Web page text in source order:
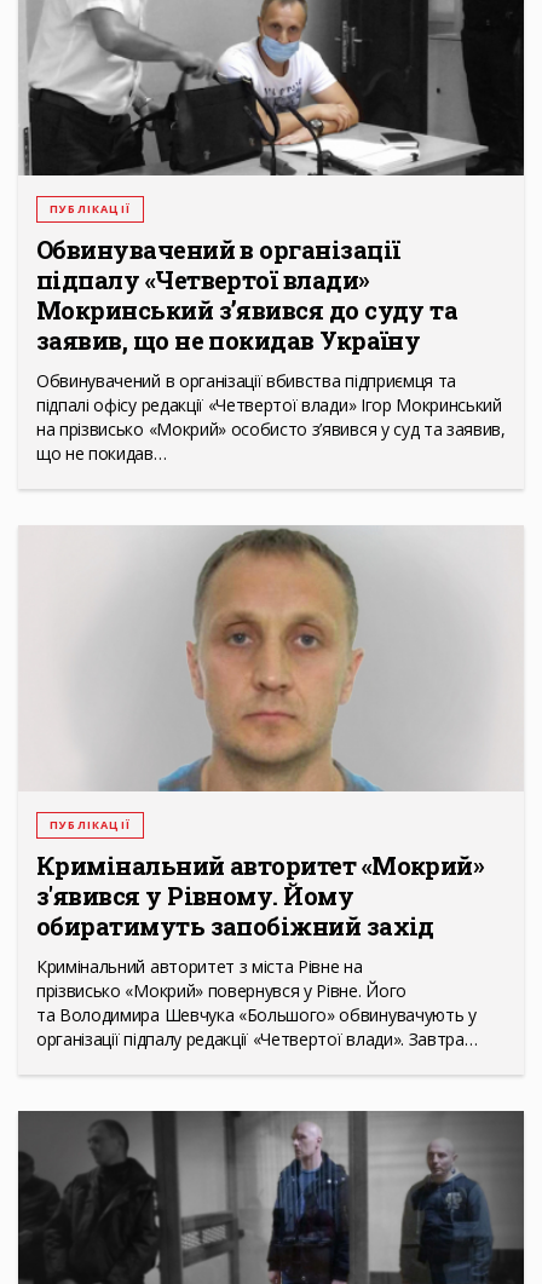
ПУБЛІКАЦІЇ
Обвинувачений в організації
підпалу «Четвертої влади»
Мокринський з’явився до суду та
заявив, що не покидав Україну
Обвинувачений в організації вбивства підприємця та
підпалі офісу редакції «Четвертої влади» Ігор Мокринський
на прізвисько «Мокрий» особисто з’явився у суд та заявив,
що не покидав…
ПУБЛІКАЦІЇ
Кримінальний авторитет «Мокрий»
з'явився у Рівному. Йому
обиратимуть запобіжний захід
Кримінальний авторитет з міста Рівне на
прізвисько «Мокрий» повернувся у Рівне. Його
та Володимира Шевчука «Большого» обвинувачують у
організації підпалу редакції «Четвертої влади». Завтра…